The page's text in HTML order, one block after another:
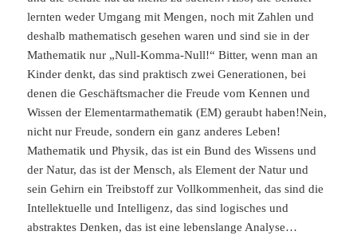
lernten weder Umgang mit Mengen, noch mit Zahlen und
deshalb mathematisch gesehen waren und sind sie in der
Mathematik nur „Null-Komma-Null!“ Bitter, wenn man an
Kinder denkt, das sind praktisch zwei Generationen, bei
denen die Geschäftsmacher die Freude vom Kennen und
Wissen der Elementarmathematik (EM) geraubt haben!Nein,
nicht nur Freude, sondern ein ganz anderes Leben!
Mathematik und Physik, das ist ein Bund des Wissens und
der Natur, das ist der Mensch, als Element der Natur und
sein Gehirn ein Treibstoff zur Vollkommenheit, das sind die
Intellektuelle und Intelligenz, das sind logisches und
abstraktes Denken, das ist eine lebenslange Analyse…